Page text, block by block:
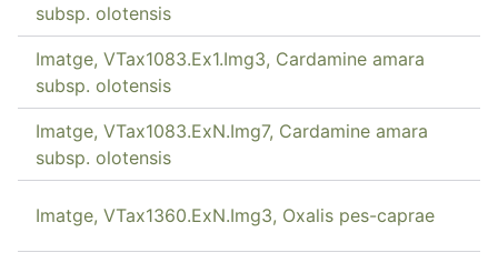
subsp. olotensis
Imatge, VTax1083.Ex1.Img3, Cardamine amara
subsp. olotensis
Imatge, VTax1083.ExN.Img7, Cardamine amara
subsp. olotensis
Imatge, VTax1360.ExN.Img3, Oxalis pes-caprae